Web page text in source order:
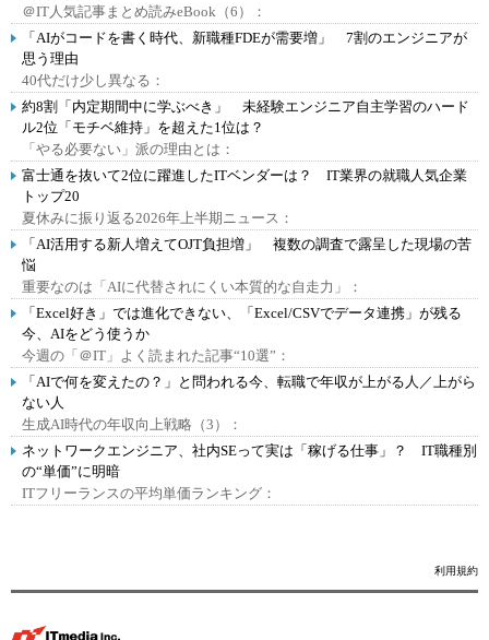
＠IT人気記事まとめ読みeBook（6）：
「AIがコードを書く時代、新職種FDEが需要増」 7割のエンジニアが
思う理由
40代だけ少し異なる：
約8割「内定期間中に学ぶべき」 未経験エンジニア自主学習のハード
ル2位「モチベ維持」を超えた1位は？
「やる必要ない」派の理由とは：
富士通を抜いて2位に躍進したITベンダーは？ IT業界の就職人気企業
トップ20
夏休みに振り返る2026年上半期ニュース：
「AI活用する新人増えてOJT負担増」 複数の調査で露呈した現場の苦
悩
重要なのは「AIに代替されにくい本質的な自走力」：
「Excel好き」では進化できない、「Excel/CSVでデータ連携」が残る
今、AIをどう使うか
今週の「＠IT」よく読まれた記事“10選”：
「AIで何を変えたの？」と問われる今、転職で年収が上がる人／上がら
ない人
生成AI時代の年収向上戦略（3）：
ネットワークエンジニア、社内SEって実は「稼げる仕事」？ IT職種別
の“単価”に明暗
ITフリーランスの平均単価ランキング：
利用規約